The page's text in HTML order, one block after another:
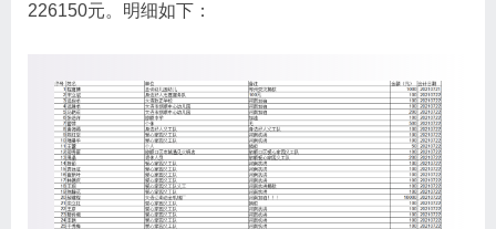
226150元。明细如下：